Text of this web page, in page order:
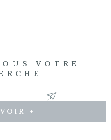
allie authenticité et
avec portail offre un
VOTRE
+